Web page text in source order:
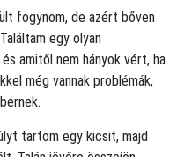
fogynom, de azért bőven
egy olyan
amitől nem hányok vért, ha
még vannak problémák,
tartom egy kicsit, majd